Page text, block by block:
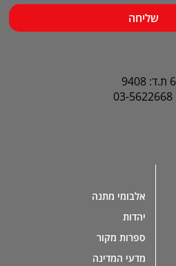
שליחה
אלבומי מתנה
יהדות
ספרות מקור
מדעי המדינה